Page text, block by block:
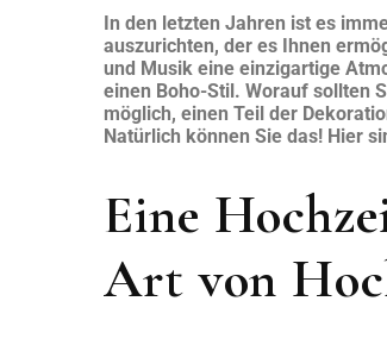
In den letzten Jahren ist es
auszurichten, der es Ihnen
und Musik eine einzigartige
einen Boho-Stil. Worauf sollten
möglich, einen Teil der
Natürlich können Sie das! Hier
Eine
Art von